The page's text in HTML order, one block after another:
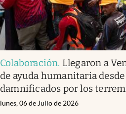
Colaboración. Llegaron a
de ayuda humanitaria
damnificados por los
lunes, 06 de Julio de 2026